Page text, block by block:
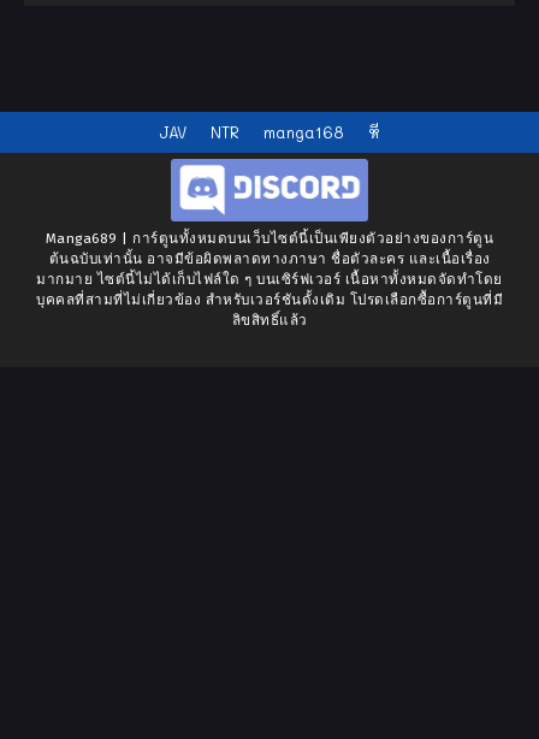
JAV NTR manga168 หี
Manga689 | การ์ตูนทั้งหมดบนเว็บไซต์นี้เป็นเพียงตัวอย่างของการ์ตูน
ต้นฉบับเท่านั้น อาจมีข้อผิดพลาดทางภาษา ชื่อตัวละคร และเนื้อเรื่อง
มากมาย ไซต์นี้ไม่ได้เก็บไฟล์ใด ๆ บนเซิร์ฟเวอร์ เนื้อหาทั้งหมดจัดทำโดย
บุคคลที่สามที่ไม่เกี่ยวข้อง สำหรับเวอร์ชันดั้งเดิม โปรดเลือกซื้อการ์ตูนที่มี
ลิขสิทธิ์แล้ว